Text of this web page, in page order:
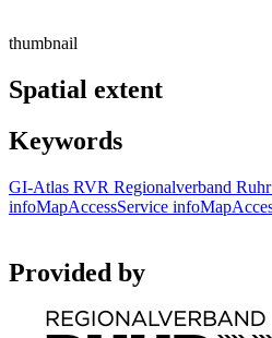
thumbnail
Spatial extent
Keywords
GI-Atlas RVR Regionalverband Ruhr
infoMapAccessService
Provided by